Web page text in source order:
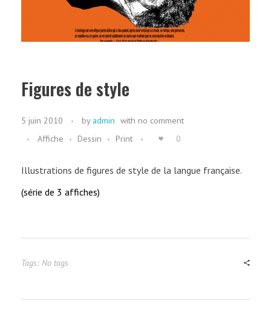
Figures de style
5 juin 2010 by admin with no comment
Affiche
Dessin Print 0
Illustrations de figures de style de la langue française.
(série de 3 affiches)
Tags: No tags